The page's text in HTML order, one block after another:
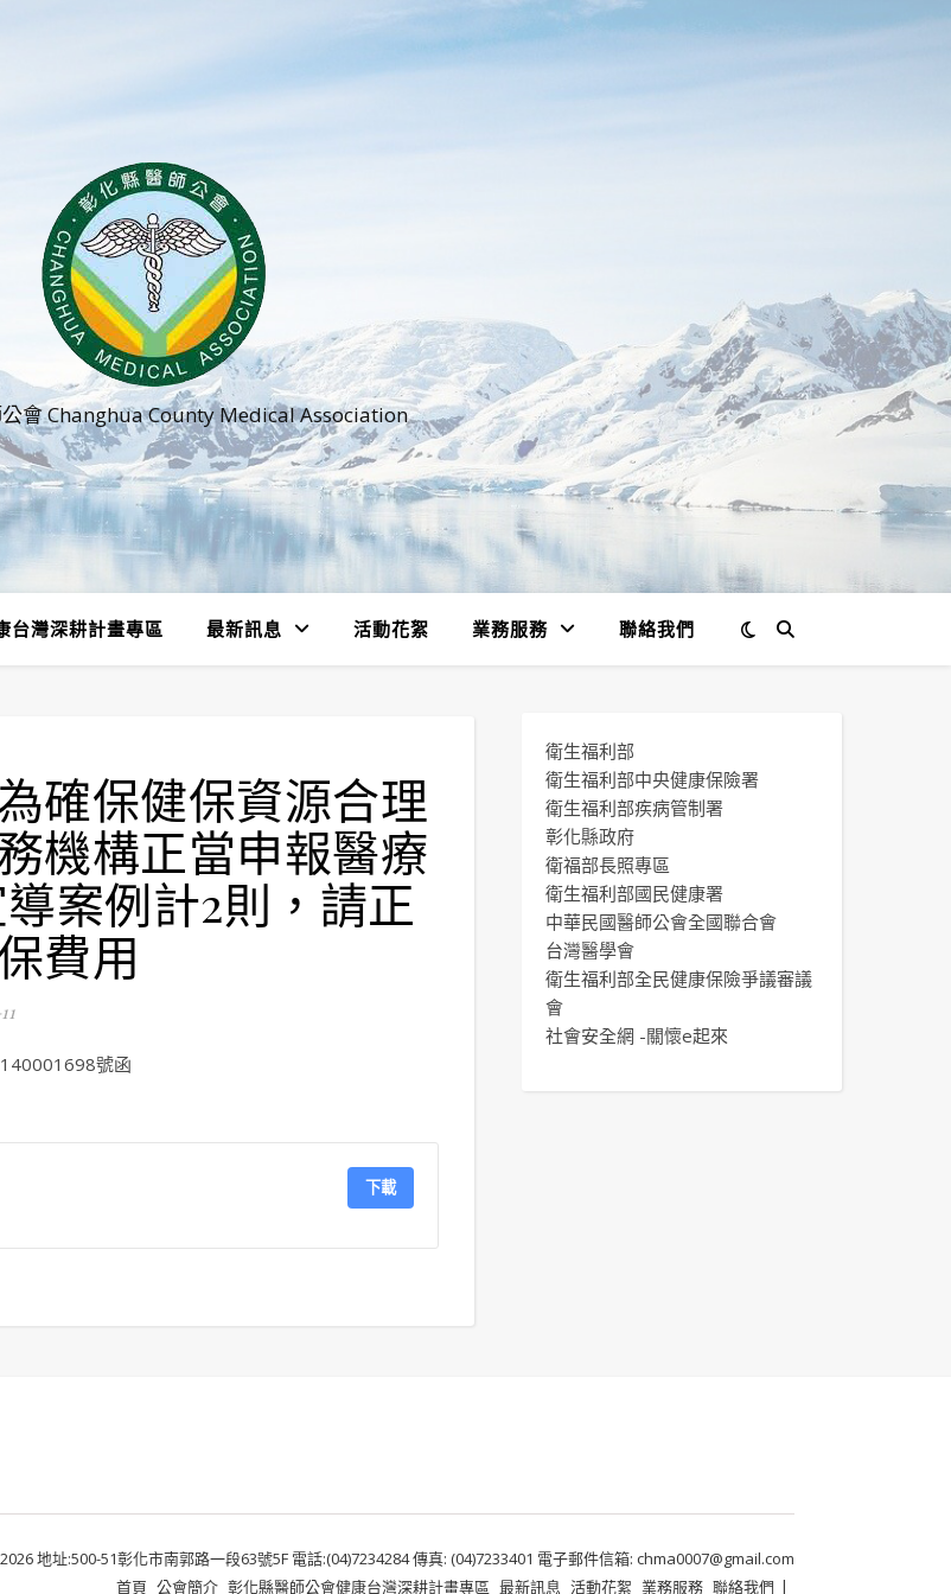
會 Changhua County Medical Association
台灣深耕計畫專區 最新訊息 活動花絮 業務服務 聯絡我們
確保健保資源合理
機構正當申報醫療
案例計2則，請正
費用
號函
下載
衛生福利部
衛生福利部中央健康保險署
衛生福利部疾病管制署
彰化縣政府
衛福部長照專區
衛生福利部國民健康署
中華民國醫師公會全國聯合會
台灣醫學會
衛生福利部全民健康保險爭議審議
會
社會安全網 -關懷e起來
地址:500-51彰化市南郭路一段63號5F 電話:(04)7234284 傳真: (04)7233401 電子郵件信箱: chma0007@gmail.com
首頁 公會簡介 彰化縣醫師公會健康台灣深耕計畫專區 最新訊息 活動花絮 業務服務 聯絡我們